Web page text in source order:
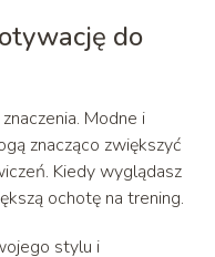
do
Modne i
znacząco zwiększyć
Kiedy wyglądasz
ochotę na trening.
stylu i